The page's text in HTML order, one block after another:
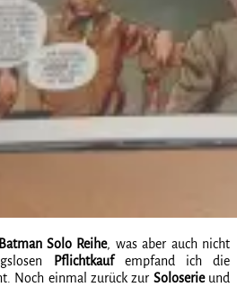
Batman Solo Reihe, was aber auch nicht
Pflichtkaufempfand ich die
Noch einmal zurück zur Soloserieund